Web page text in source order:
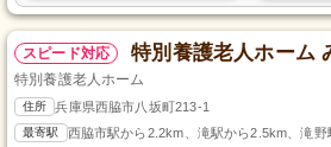
スピード対応 特別養護老人ホーム
特別養護老人ホーム
住所 兵庫県西脇市八坂町213-1
最寄駅 西脇市駅から2.2km、滝駅から2.5km、滝野